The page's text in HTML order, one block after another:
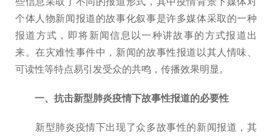
个体人物新闻报道的故事化叙事是许多媒体采取的一种
报道方式，即将新闻信息以一种讲故事的方式报道出
来。在灾难性事件中，新闻的故事性报道以其人情味、
可读性等特点易引发受众的共鸣，传播效果明显。
一、抗击新型肺炎疫情下故事性报道的必要性
新型肺炎疫情下出现了众多故事性的新闻报道，其